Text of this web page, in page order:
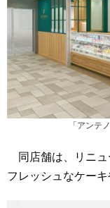
「アンテ
同店舗は、リニュ
フレッシュなケー